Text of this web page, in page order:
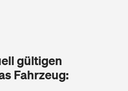
gültigen
Fahrzeug: